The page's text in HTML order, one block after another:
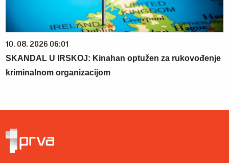
10. 08. 2026 06:01
SKANDAL U IRSKOJ: Kinahan optužen za rukovođenje
kriminalnom organizacijom